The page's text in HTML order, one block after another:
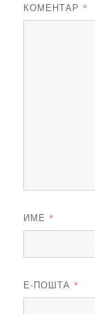
КОМЕНТАР *
ИМЕ *
Е-ПОШТА *